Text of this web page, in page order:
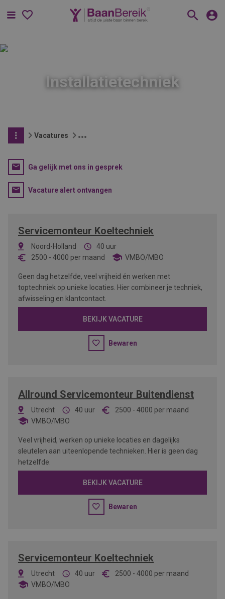
Menu
Installatietechniek
Vacatures
Ga gelijk met ons in gesprek
Vacature alert ontvangen
Servicemonteur Koeltechniek
Noord-Holland
40 uur
2500 - 4000 per maand VMBO/MBO
Geen dag hetzelfde, veel vrijheid én werken met
toptechniek op unieke locaties. Hier combineer je techniek,
afwisseling en klantcontact.
BEKIJK VACATURE
Bewaren
Allround Servicemonteur Buitendienst
Utrecht 40 uur 2500 - 4000 per maand
VMBO/MBO
Veel vrijheid, werken op unieke locaties en dagelijks
sleutelen aan uiteenlopende technieken. Hier is geen dag
hetzelfde.
BEKIJK VACATURE
Bewaren
Servicemonteur Koeltechniek
Utrecht 40 uur 2500 - 4000 per maand
VMBO/MBO